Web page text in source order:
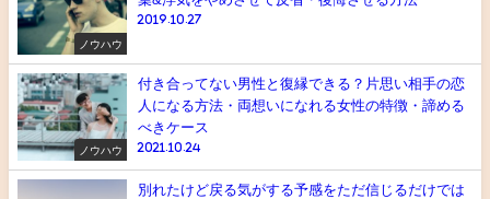
ノウハウ
2019.10.27
ノウハウ
付き合ってない男性と復縁できる？片思い相手の恋
人になる方法・両想いになれる女性の特徴・諦める
べきケース
2021.10.24
別れたけど戻る気がする予感をただ信じるだけでは